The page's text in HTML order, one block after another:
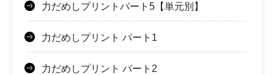
力だめしプリントパート5【単元別】
力だめしプリント パート1
力だめしプリント パート2